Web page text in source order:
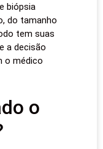
biópsia
do tamanho
tem suas
a decisão
o médico
o